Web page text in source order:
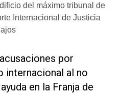
del máximo tribunal de
Internacional de Justicia
por
internacional al no
en la Franja de